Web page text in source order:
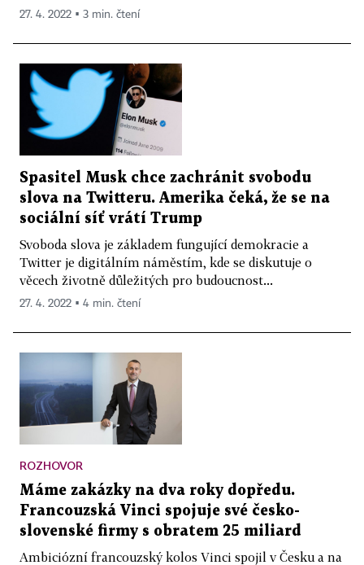
27. 4. 2022 ▪ 3 min. čtení
Spasitel Musk chce zachránit svobodu
slova na Twitteru. Amerika čeká, že se na
sociální síť vrátí Trump
Svoboda slova je základem fungující demokracie a
Twitter je digitálním náměstím, kde se diskutuje o
věcech životně důležitých pro budoucnost...
27. 4. 2022 ▪ 4 min. čtení
ROZHOVOR
Máme zakázky na dva roky dopředu.
Francouzská Vinci spojuje své česko-
slovenské firmy s obratem 25 miliard
Ambiciózní francouzský kolos Vinci spojil v Česku a na